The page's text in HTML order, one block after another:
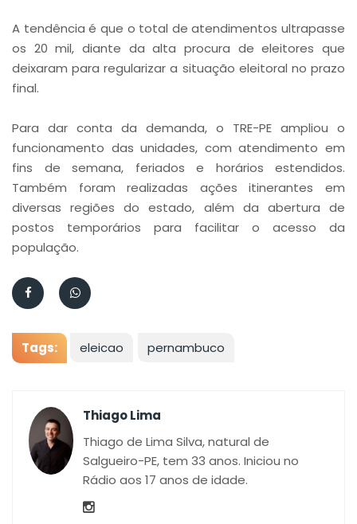
A tendência é que o total de atendimentos ultrapasse
os 20 mil, diante da alta procura de eleitores que
deixaram para regularizar a situação eleitoral no prazo
final.
Para dar conta da demanda, o TRE-PE ampliou o
funcionamento das unidades, com atendimento em
fins de semana, feriados e horários estendidos.
Também foram realizadas ações itinerantes em
diversas regiões do estado, além da abertura de
postos temporários para facilitar o acesso da
população.
Tags: eleicao pernambuco
Thiago Lima
Thiago de Lima Silva, natural de
Salgueiro-PE, tem 33 anos. Iniciou no
Rádio aos 17 anos de idade.